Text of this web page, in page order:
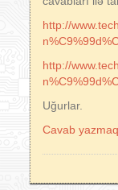
http://
http://
Uğurlar.
Cavab